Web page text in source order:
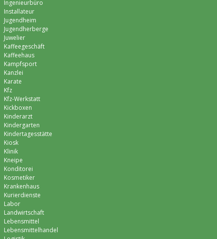
Ingenieurbüro
Installateur
Jugendheim
Jugendherberge
Juwelier
Kaffeegeschäft
Kaffeehaus
Kampfsport
Kanzlei
Karate
Kfz
Kfz-Werkstatt
Kickboxen
Kinderarzt
Kindergarten
Kindertagesstätte
Kiosk
Klinik
Kneipe
Konditorei
Kosmetiker
Krankenhaus
Kurierdienste
Labor
Landwirtschaft
Lebensmittel
Lebensmittelhandel